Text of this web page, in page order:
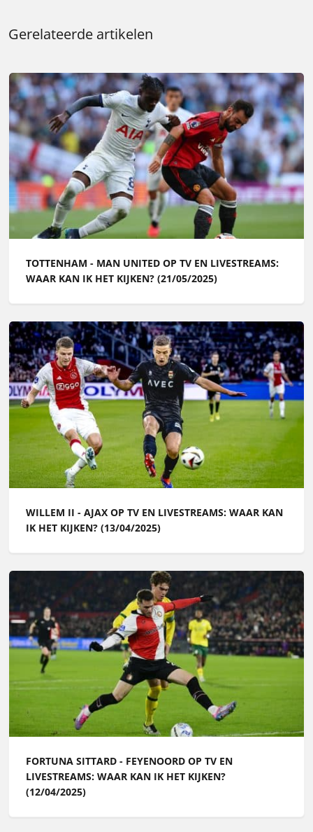
Gerelateerde artikelen
TOTTENHAM - MAN UNITED OP TV EN LIVESTREAMS:
WAAR KAN IK HET KIJKEN? (21/05/2025)
WILLEM II - AJAX OP TV EN LIVESTREAMS: WAAR KAN
IK HET KIJKEN? (13/04/2025)
FORTUNA SITTARD - FEYENOORD OP TV EN
LIVESTREAMS: WAAR KAN IK HET KIJKEN?
(12/04/2025)